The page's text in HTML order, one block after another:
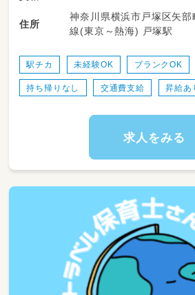
＼主な業務例／
・乳幼児の保育
・製作、行事の企画実施の
ブランクのある方も安心の
住所
神奈川県横浜市戸塚区矢部町14-5
線(東京～熱海) 戸塚駅
駅チカ 未経験OK ブランクOK
持ち帰りなし 交通費支給 昇給あ
求人をみる